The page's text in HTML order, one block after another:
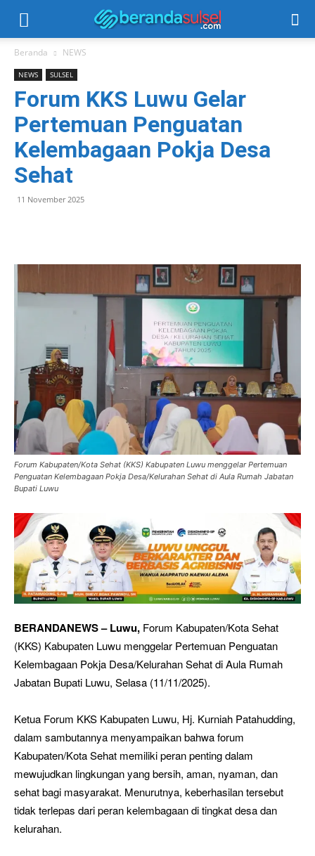
Beranda NEWS
NEWS SULSEL
Forum KKS Luwu Gelar
Pertemuan Penguatan
Kelembagaan Pokja Desa
Sehat
11 November 2025
Forum Kabupaten/Kota Sehat (KKS) Kabupaten Luwu menggelar Pertemuan
Penguatan Kelembagaan Pokja Desa/Kelurahan Sehat di Aula Rumah Jabatan
Bupati Luwu
BERANDANEWS – Luwu, Forum Kabupaten/Kota Sehat
(KKS) Kabupaten Luwu menggelar Pertemuan Penguatan
Kelembagaan Pokja Desa/Kelurahan Sehat di Aula Rumah
Jabatan Bupati Luwu, Selasa (11/11/2025).
Ketua Forum KKS Kabupaten Luwu, Hj. Kurniah Patahudding,
dalam sambutannya menyampaikan bahwa forum
Kabupaten/Kota Sehat memiliki peran penting dalam
mewujudkan lingkungan yang bersih, aman, nyaman, dan
sehat bagi masyarakat. Menurutnya, keberhasilan tersebut
tidak terlepas dari peran kelembagaan di tingkat desa dan
kelurahan.